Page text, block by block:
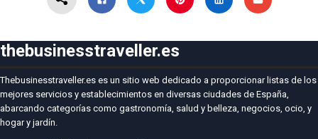
thebusinesstraveller.es
Thebusinesstraveller.es es un sitio web dedicado a proporcionar listas de los
mejores servicios y establecimientos en diversas ciudades de España,
abarcando categorías como gastronomía, salud y belleza, negocios, ocio, y
hogar y jardín.